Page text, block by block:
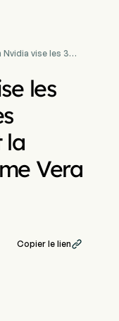
vise les 300
Vera Rubin
les
la
Vera
Copier le lien